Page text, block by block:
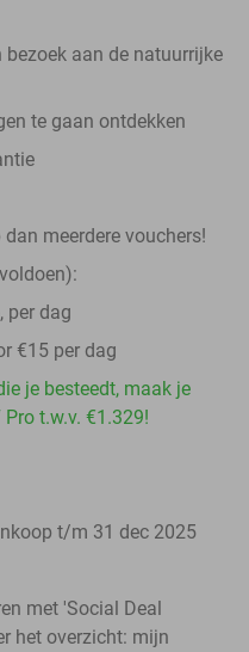
aan de natuurrijke
te gaan ontdekken
meerdere vouchers!
per dag
€15 per dag
je besteedt, maak je
t.w.v. €1.329!
t/m 31 dec 2025
met 'Social Deal
het overzicht: mijn